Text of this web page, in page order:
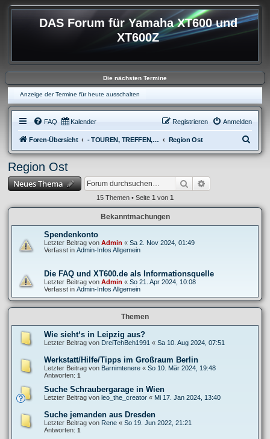
DAS Forum für Yamaha XT600 und
XT600Z
Die nächsten Termine
Anzeige der Termine für heute ausschalten
FAQ Kalender Anmelden
Registrieren
Foren-Übersicht - TOUREN, TREFFEN, REISEBERICHTE & REGIONALES Region Ost
u
Region Ost
Neues Thema Suche
15 Themen • Seite 1 von 1
Bekanntmachungen
Spendenkonto
Letzter Beitrag von Admin « Sa 2. Nov 2024, 01:49
Verfasst in Admin-Infos Allgemein
Die FAQ und XT600.de als Informationsquelle
Letzter Beitrag von Admin « So 21. Apr 2024, 10:08
Verfasst in Admin-Infos Allgemein
Themen
Wie sieht‘s in Leipzig aus?
Letzter Beitrag von DreiTehBeh1991 « Sa 10. Aug 2024, 07:51
Werkstatt/Hilfe/Tipps im Großraum Berlin
Letzter Beitrag von Barnimtenere « So 10. Mär 2024, 19:48
Antworten: 1
Suche Schraubergarage in Wien
Letzter Beitrag von leo_the_creator « Mi 17. Jan 2024, 13:40
Suche jemanden aus Dresden
Letzter Beitrag von Rene « So 19. Jun 2022, 21:21
Antworten: 1